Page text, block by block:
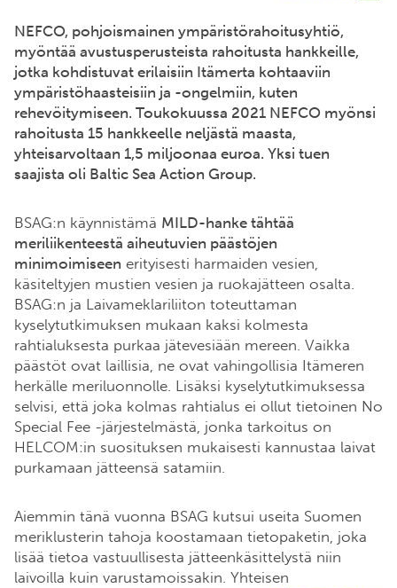
NEFCO, pohjoismainen ympäristörahoitusyhtiö,
myöntää avustusperusteista rahoitusta hankkeille,
jotka kohdistuvat erilaisiin Itämerta kohtaaviin
ympäristöhaasteisiin ja -ongelmiin, kuten
rehevöitymiseen. Toukokuussa 2021 NEFCO myönsi
rahoitusta 15 hankkeelle neljästä maasta,
yhteisarvoltaan 1,5 miljoonaa euroa. Yksi tuen
saajista oli Baltic Sea Action Group.
BSAG:n käynnistämä MILD-hanke tähtää
meriliikenteestä aiheutuvien päästöjen
minimoimiseen erityisesti harmaiden vesien,
käsiteltyjen mustien vesien ja ruokajätteen osalta.
BSAG:n ja Laivameklariliiton toteuttaman
kyselytutkimuksen mukaan kaksi kolmesta
rahtialuksesta purkaa jätevesiään mereen. Vaikka
päästöt ovat laillisia, ne ovat vahingollisia Itämeren
herkälle meriluonnolle. Lisäksi kyselytutkimuksessa
selvisi, että joka kolmas rahtialus ei ollut tietoinen No
Special Fee -järjestelmästä, jonka tarkoitus on
HELCOM:in suosituksen mukaisesti kannustaa laivat
purkamaan jätteensä satamiin.
Aiemmin tänä vuonna BSAG kutsui useita Suomen
meriklusterin tahoja koostamaan tietopaketin, joka
lisää tietoa vastuullisesta jätteenkäsittelystä niin
laivoilla kuin varustamoissakin. Yhteisen